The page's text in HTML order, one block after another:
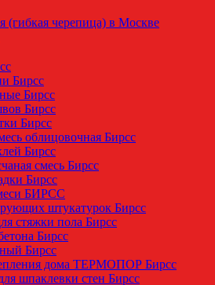
(гибкая черепица) в Москве
Бирсс
Бирсс
Бирсс
Бирсс
облицовочная Бирсс
Бирсс
смесь Бирсс
Бирсс
БИРСС
штукатурок Бирсс
стяжки пола Бирсс
Бирсс
Бирсс
дома ТЕРМОПОР Бирсс
шпаклевки стен Бирсс